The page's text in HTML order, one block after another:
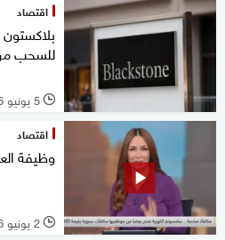
اقتصاد
للسحب
l 5 يونيو 2026
اقتصاد
وظيفة العمر
l 2 يونيو 2026